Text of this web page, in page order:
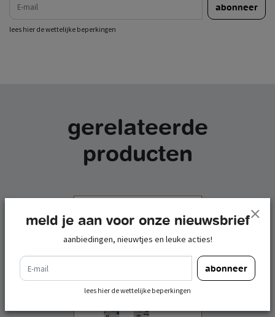
abonneer
lees hier de wettelijke beperkingen
gerelateerde
producten
meld je aan voor onze nieuwsbrief
aanbiedingen, nieuwtjes en leuke acties!
e-mail
abonneer
lees hier de wettelijke beperkingen